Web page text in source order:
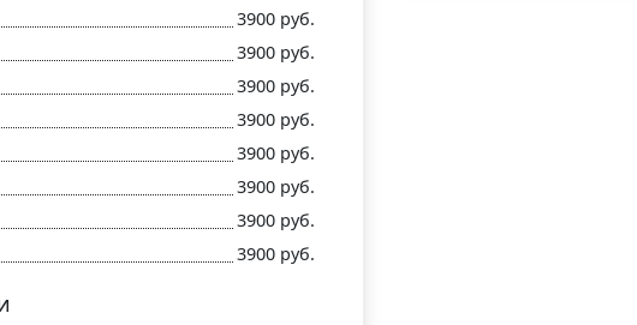
3900 руб.
3900 руб.
3900 руб.
3900 руб.
3900 руб.
3900 руб.
3900 руб.
3900 руб.